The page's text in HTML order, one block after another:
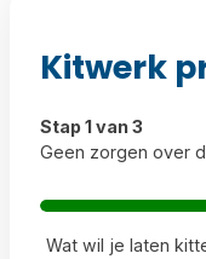
Kitwerk
Stap 1 van 3
Geen zorgen over
Wat wil je laten